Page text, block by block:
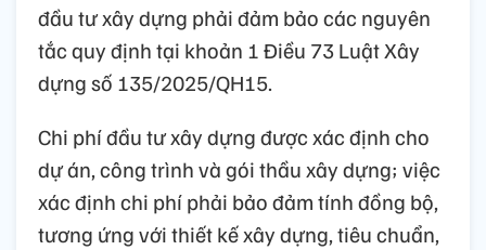
đầu tư xây dựng phải đảm bảo các nguyên
tắc quy định tại khoản 1 Điều 73 Luật Xây
dựng số 135/2025/QH15.
Chi phí đầu tư xây dựng được xác định cho
dự án, công trình và gói thầu xây dựng; việc
xác định chi phí phải bảo đảm tính đồng bộ,
tương ứng với thiết kế xây dựng, tiêu chuẩn,